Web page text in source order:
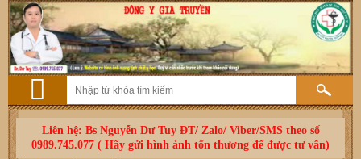
Liên hệ: Bs Nguyễn Dư Tuy ĐT/ Zalo/ Viber/SMS theo số
0989.745.077 ( Hãy gửi hình ảnh tổn thương để được tư vấn)